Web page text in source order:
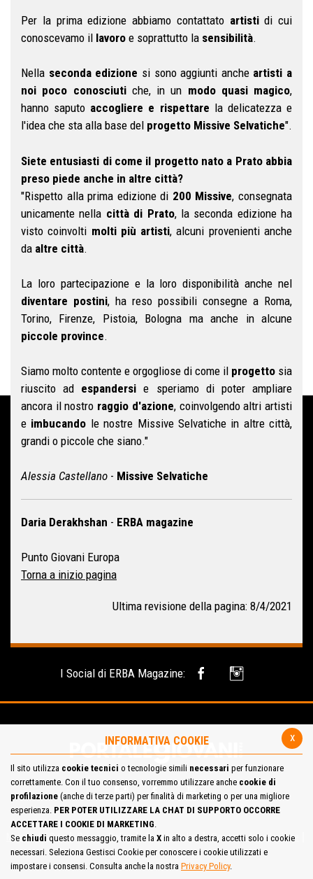
Per la prima edizione abbiamo contattato artistidi cui
conoscevamo il lavoro e soprattutto la sensibilità.
Nella seconda edizione si sono aggiunti anche artisti a
noi poco conosciutiche, in un modo quasi magico,
hanno saputo accogliere e rispettare la delicatezza e
l'idea che sta alla base del progetto Missive Selvatiche".
Siete entusiasti di come il progetto nato a Prato abbia
preso piede anche in altre città?
"Rispetto alla prima edizione di 200 Missive, consegnata
unicamente nella città di Prato, la seconda edizione ha
visto coinvolti molti più artisti, alcuni provenienti anche
da altre città.
La loro partecipazione e la loro disponibilità anche nel
diventare postini, ha reso possibili consegne a Roma,
Torino, Firenze, Pistoia, Bologna ma anche in alcune
piccole province.
Siamo molto contente e orgogliose di come il progetto sia
riuscito ad espandersi e speriamo di poter ampliare
ancora il nostro raggio d'azione, coinvolgendo altri artisti
e imbucando le nostre Missive Selvatiche in altre città,
grandi o piccole che siano."
Alessia Castellano - Missive Selvatiche
Daria Derakhshan - ERBA magazine
Punto Giovani Europa
Torna a inizio pagina
Ultima revisione della pagina: 8/4/2021
I Social di ERBA Magazine:
Mappa del Sito Privacy Policy Cookie Policy
Contatta la redazione
Cosa pensi del portale
x
INFORMATIVA COOKIE
Il sito utilizza cookie tecnici o tecnologie simili necessari per funzionare
correttamente. Con il tuo consenso, vorremmo utilizzare anche cookie di
profilazione (anche di terze parti) per finalità di marketing o per una migliore
esperienza. PER POTER UTILIZZARE LA CHAT DI SUPPORTO OCCORRE
ACCETTARE I COOKIE DI MARKETING.
Se chiudi questo messaggio, tramite la X in alto a destra, accetti solo i cookie
necessari. Seleziona Gestisci Cookie per conoscere i cookie utilizzati e
impostare i consensi. Consulta anche la nostra Privacy Policy.